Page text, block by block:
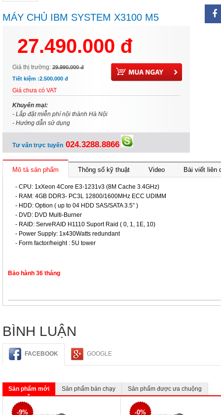
MÁY CHỦ IBM SYSTEM X3100 M5
27.490.000 đ
Giá thị trường: 29.990.000 đ
Tiết kiệm :2.500.000 đ
Giá chưa có VAT
Khuyến mại:
- Lắp đặt miễn phí nội thành Hà Nội
- Hướng dẫn sử dụng
Tư vấn trực tuyến 024.3288.8866
Mô tả sản phẩm Thông số kỹ thuật Video Bài viết liên
- CPU: 1xXeon 4Core E3-1231v3 (8M Cache 3.4GHz)
- RAM: 4GB DDR3- PC3L 12800/1600MHz ECC UDIMM
- HDD: Option ( up to 04 HDD SAS/SATA 3.5” )
- DVD: DVD Multi-Burner
- RAID: ServeRAID H1110 Suport Raid ( 0, 1, 1E, 10)
- Power Supply: 1x430Watts redundant
- Form factor/height : 5U tower
Bảo hành 36 tháng
BÌNH LUẬN
FACEBOOK GOOGLE
Sản phẩm mới Sản phẩm bán chạy Sản phẩm được ưa chuộng
-9% -0%